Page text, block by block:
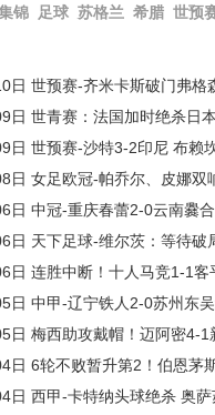
锦 足球 苏格兰 希腊 世预
日 世预赛-齐米卡斯破门弗格
日 世青赛：法国加时绝杀日
日 世预赛-沙特3-2印尼 布赖
日 女足欧冠-帕乔尔、皮娜
日 中冠-重庆春蕾2-0云南爨
日 天下足球-维尔茨：等待破
日 连胜中断！十人马竞1-1
日 中甲-辽宁铁人2-0苏州东
日 梅西助攻戴帽！迈阿密4-
日 6轮不败暂升第2！伯恩茅
日 西甲-卡特纳头球绝杀 奥